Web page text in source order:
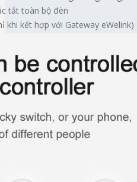
tắt toàn bộ đèn
khi kết hợp với Gateway eWelink)